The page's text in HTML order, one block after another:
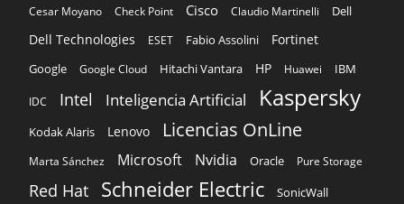
Cesar Moyano
Check Point Cisco Claudio Martinelli Dell
Dell Technologies ESET Fabio Assolini Fortinet
Google Google Cloud Hitachi Vantara HP Huawei IBM
IDC Intel Inteligencia Artificial Kaspersky
Kodak Alaris Lenovo Licencias OnLine
Marta Sánchez Microsoft Nvidia Oracle Pure Storage
Red Hat Schneider Electric SonicWall